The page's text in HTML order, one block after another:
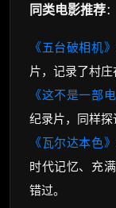
同类电影推荐：
《五台破相机》
片，记录了村庄
《这不是一部电
纪录片，同样探
《瓦尔达本色》
时代记忆、充
错过。